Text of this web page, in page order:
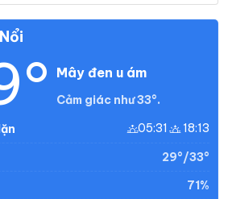
Mây đen u ám
Cảm giác như 33°.
05:31 18:13
29°/33°
71%